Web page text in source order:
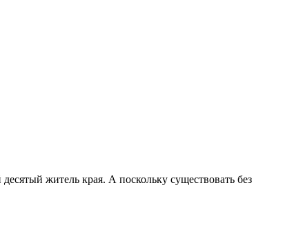
житель края. А поскольку существовать без